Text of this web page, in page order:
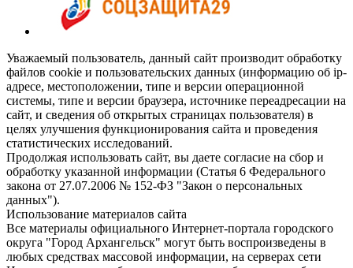
Уважаемый пользователь, данный сайт производит обработку
файлов cookie и пользовательских данных (информацию об ip-
адресе, местоположении, типе и версии операционной
системы, типе и версии браузера, источнике переадресации на
сайт, и сведения об открытых страницах пользователя) в
целях улучшения функционирования сайта и проведения
статистических исследований.
Продолжая использовать сайт, вы даете согласие на сбор и
обработку указанной информации (Статья 6 Федерального
закона от 27.07.2006 № 152-ФЗ "Закон о персональных
данных").
Использование материалов сайта
Все материалы официального Интернет-портала городского
округа "Город Архангельск" могут быть воспроизведены в
любых средствах массовой информации, на серверах сети